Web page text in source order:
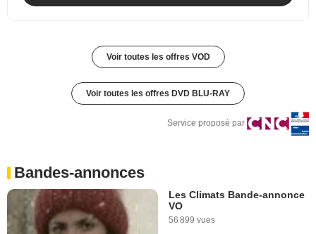
Voir toutes les offres VOD
Voir toutes les offres DVD BLU-RAY
Service proposé par
Bandes-annonces
Les Climats Bande-annonce
VO
56 899 vues